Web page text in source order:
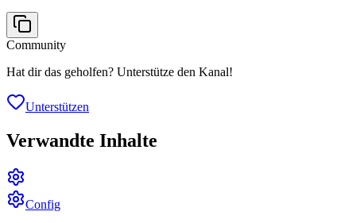
Community
Hat dir das geholfen? Unterstütze den Kanal!
Unterstützen
Verwandte Inhalte
Config